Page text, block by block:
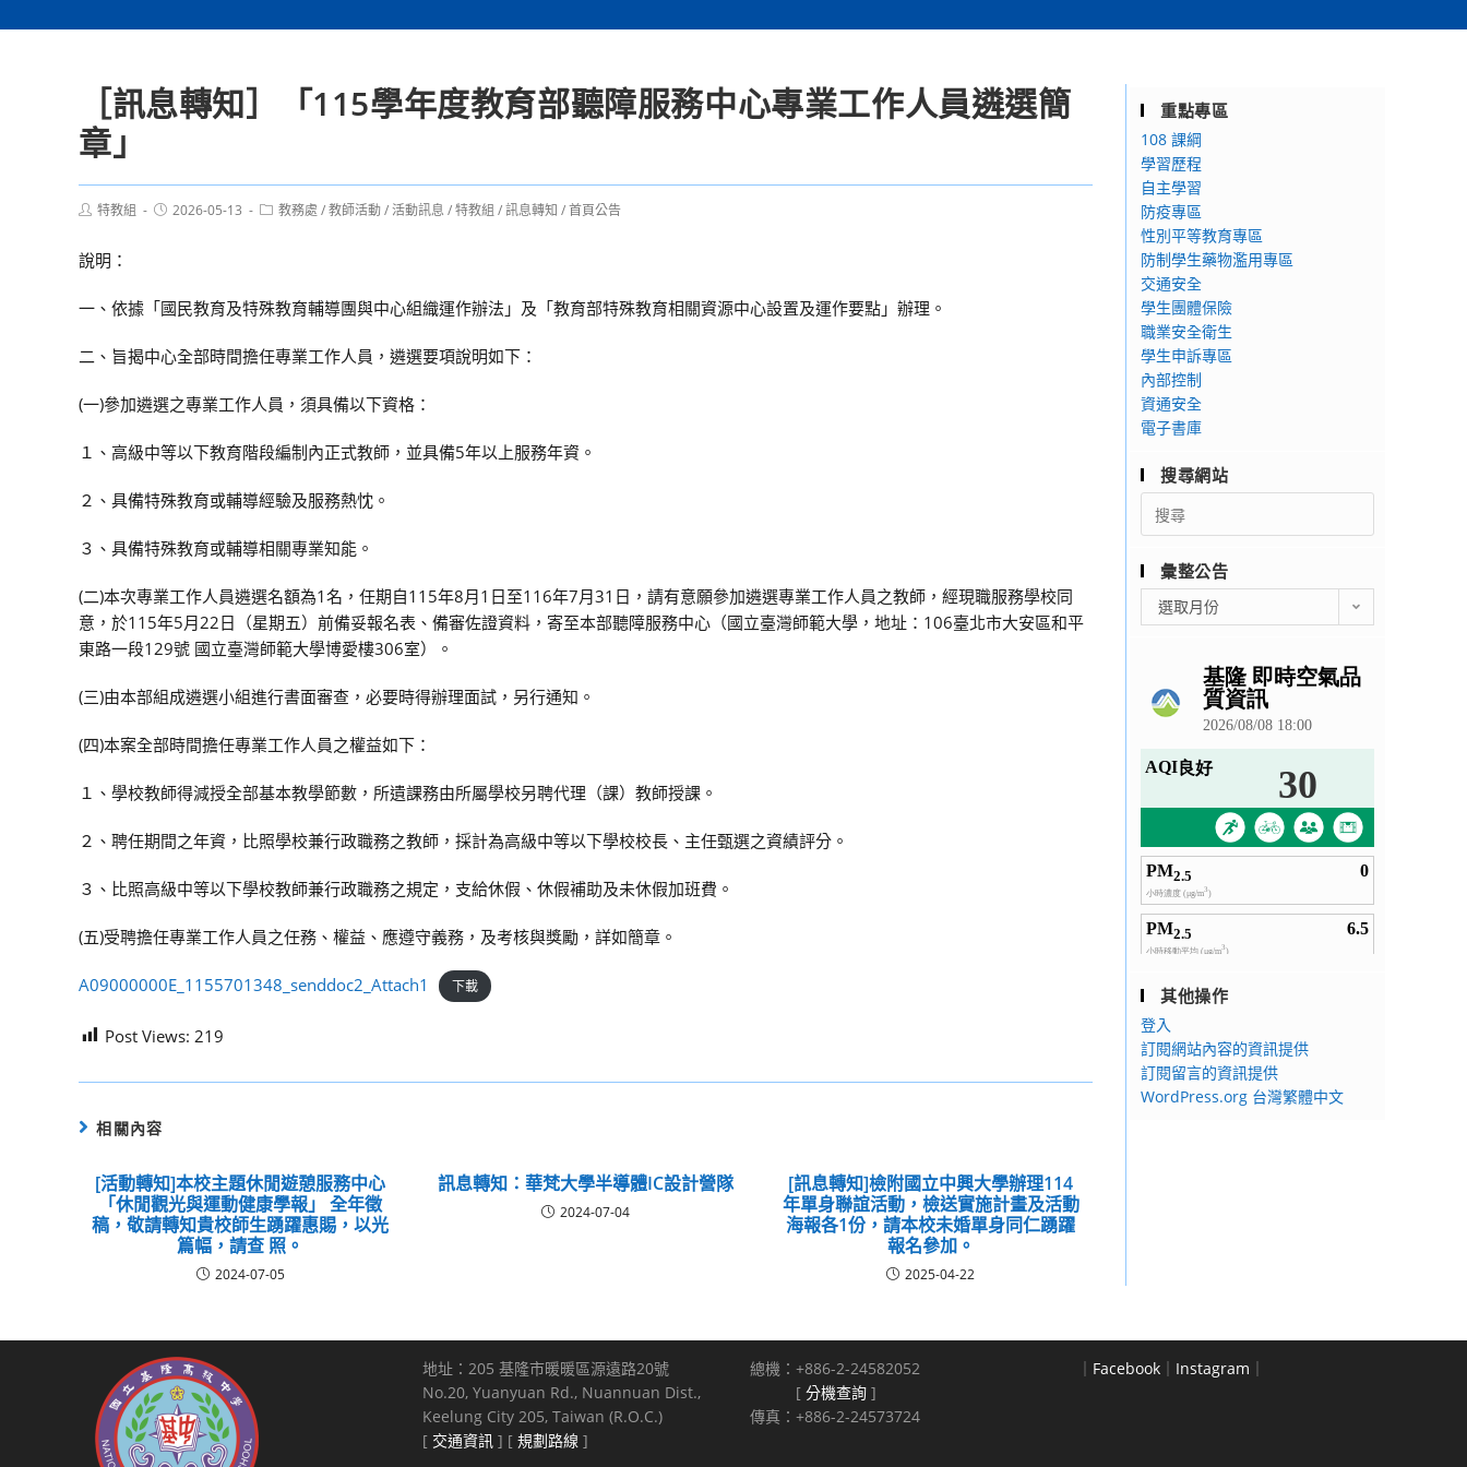
［訊息轉知］「115學年度教育部聽障服務中心專業工作人員遴選簡
章」
Post特教組
Post2026-05-13
Post教務處 /教師活動/活動訊息 /特教組 /訊息轉知 /首頁公告
說明：
一、依據「國民教育及特殊教育輔導團與中心組織運作辦法」及「教育部特殊教育相關資源中心設置及運作要點」辦理。
二、旨揭中心全部時間擔任專業工作人員，遴選要項說明如下：
(一)參加遴選之專業工作人員，須具備以下資格：
１、高級中等以下教育階段編制內正式教師，並具備5年以上服務年資。
２、具備特殊教育或輔導經驗及服務熱忱。
３、具備特殊教育或輔導相關專業知能。
(二)本次專業工作人員遴選名額為1名，任期自115年8月1日至116年7月31日，請有意願參加遴選專業工作人員之教師，經現職服務學校同
意，於115年5月22日（星期五）前備妥報名表、備審佐證資料，寄至本部聽障服務中心（國立臺灣師範大學，地址：106臺北市大安區和平
東路一段129號 國立臺灣師範大學博愛樓306室）。
(三)由本部組成遴選小組進行書面審查，必要時得辦理面試，另行通知。
(四)本案全部時間擔任專業工作人員之權益如下：
１、學校教師得減授全部基本教學節數，所遺課務由所屬學校另聘代理（課）教師授課。
２、聘任期間之年資，比照學校兼行政職務之教師，採計為高級中等以下學校校長、主任甄選之資績評分。
３、比照高級中等以下學校教師兼行政職務之規定，支給休假、休假補助及未休假加班費。
(五)受聘擔任專業工作人員之任務、權益、應遵守義務，及考核與獎勵，詳如簡章。
A09000000E_1155701348_senddoc2_Attach1 下載
Post Views: 219
相關內容
[活動轉知]本校主題休閒遊憩服務中心
「休閒觀光與運動健康學報」 全年徵
稿，敬請轉知貴校師生踴躍惠賜，以光
篇幅，請查 照。
2024-07-05
訊息轉知：華梵大學半導體IC設計營隊
2024-07-04
[訊息轉知]檢附國立中興大學辦理114
年單身聯誼活動，檢送實施計畫及活動
海報各1份，請本校未婚單身同仁踴躍
報名參加。
2025-04-22
重點專區
108 課綱
學習歷程
自主學習
防疫專區
性別平等教育專區
防制學生藥物濫用專區
交通安全
學生團體保險
職業安全衛生
學生申訴專區
內部控制
資通安全
電子書庫
搜尋網站
Search
for:
彙整公告
整
選取月份
其他操作
登入
訂閱網站內容的資訊提供
訂閱留言的資訊提供
WordPress.org 台灣繁體中文
地址：205 基隆市暖暖區源遠路20號
No.20, Yuanyuan Rd., Nuannuan Dist.,
Keelung City 205, Taiwan (R.O.C.)
[ 交通資訊 ] [ 規劃路線 ]
總機：+886-2-24582052
[ 分機查詢 ]
傳真：+886-2-24573724
｜ Facebook ｜ Instagram ｜